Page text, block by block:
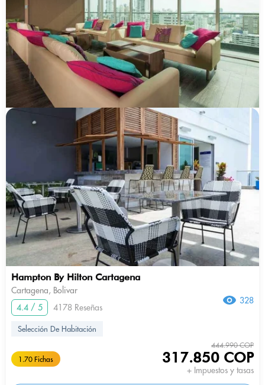
Hampton By Hilton Cartagena
Cartagena, Bolivar
4.4 / 5
4178 Reseñas
328
Selección De Habitación
1.70 Fichas
444.990 COP
317.850 COP
+ Impuestos y tasas